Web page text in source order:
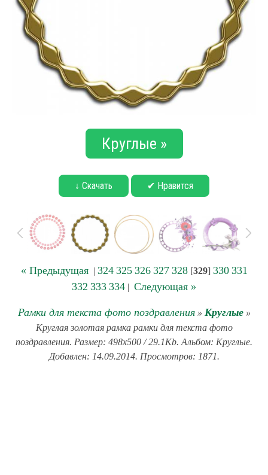
Круглые »
↓ Скачать ✔ Нравится
« Предыдущая| 324 325 326 327 328[329] 330 331
332 333 334 | Следующая »
Рамки для текста фото поздравления» Круглые»
Круглая золотая рамка рамки для текста фото
поздравления. Размер: 498x500 / 29.1Kb. Альбом: Круглые.
Добавлен: 14.09.2014. Просмотров: 1871.